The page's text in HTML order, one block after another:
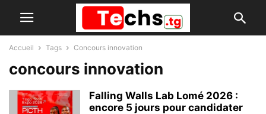
Accueil Tags Concours innovation
concours innovation
Falling Walls Lab Lomé 2026 :
encore 5 jours pour candidater